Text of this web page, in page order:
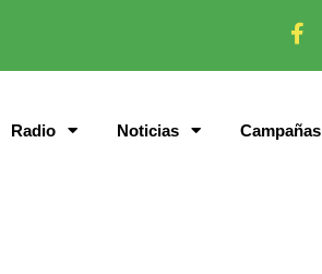
Radio Noticias Campañas